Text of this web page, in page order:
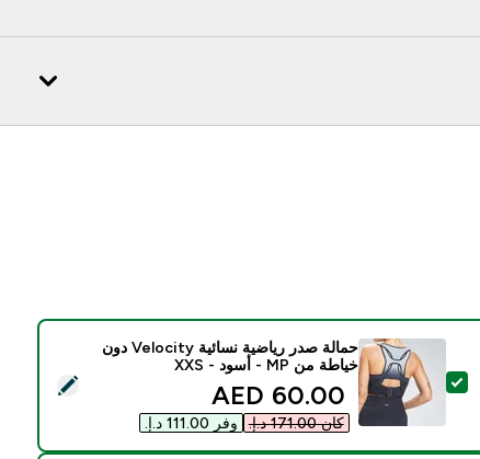
تحديد هذا المنتج - حمالة صدر رياضية نسائية Velocity دون خياطة من MP - أسود - XXS
حمالة صدر رياضية نسائية Velocity دون
خياطة من MP - أسود - XXS
discounted price
60.00 AED‎
كان ‏171.00 د.إ.‏‎ وفر ‏111.00 د.إ.‏‎